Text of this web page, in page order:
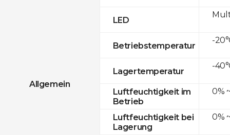
Allgemein
LED
Betriebstemperatur
Lagertemperatur
Luftfeuchtigkeit im
Betrieb
Luftfeuchtigkeit bei
Lagerung
-
-
0%
0%